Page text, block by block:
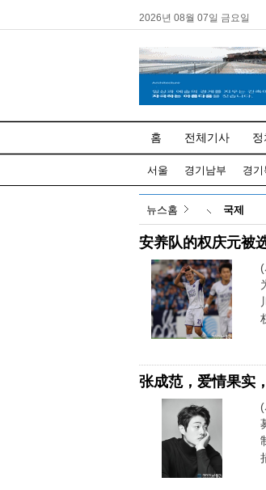
2026년 08월 07일 금요일
홈 전체기사 정
서울 경기남부 경기
뉴스홈 국제
安养队的权庆元被
张成范，爱情果实